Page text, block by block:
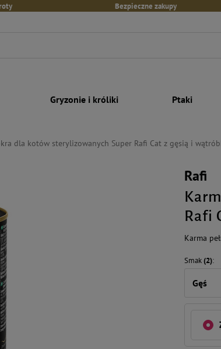
Bezpieczne zakupy
Gryzonie i króliki Ptaki
dla kotów sterylizowanych Super Rafi Cat z gęsią i
Rafi
Rafi
Karma
Smak(2)
Gęś